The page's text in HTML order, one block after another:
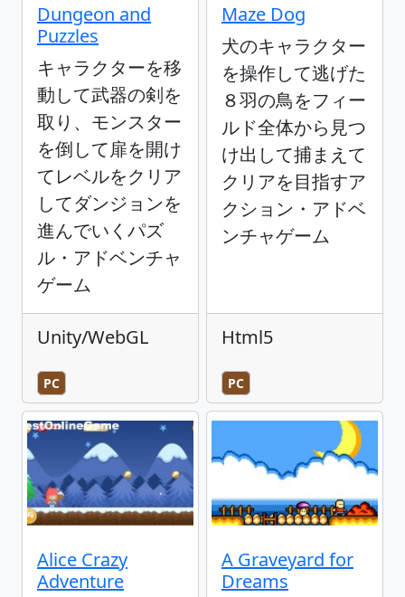
Dungeon and
Puzzles
キャラクターを移
動して武器の剣を
取り、モンスター
を倒して扉を開け
てレベルをクリア
してダンジョンを
進んでいくパズ
ル・アドベンチャ
ゲーム
Unity/WebGL
PC
Maze Dog
犬のキャラクター
を操作して逃げた
８羽の鳥をフィー
ルド全体から見つ
け出して捕まえて
クリアを目指すア
クション・アドベ
ンチャゲーム
Html5
PC
Alice Crazy
Adventure
A Graveyard for
Dreams